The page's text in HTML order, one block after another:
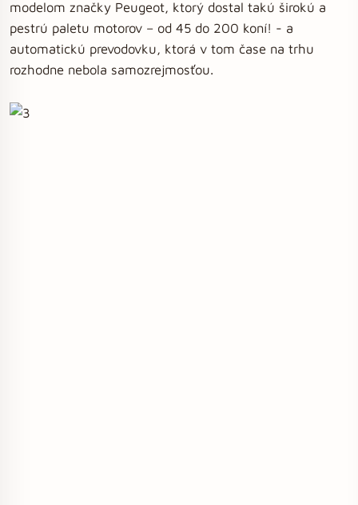
modelom značky Peugeot, ktorý dostal takú širokú a
pestrú paletu motorov – od 45 do 200 koní! - a
automatickú prevodovku, ktorá v tom čase na trhu
rozhodne nebola samozrejmosťou.